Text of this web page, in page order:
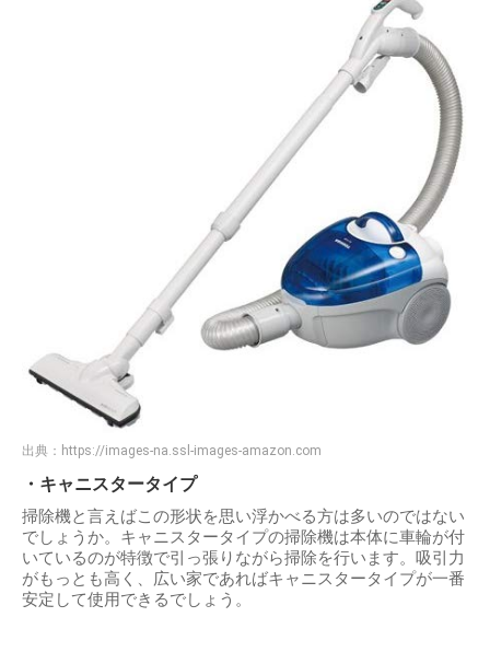
出典： https://images-na.ssl-images-amazon.com
・キャニスタータイプ
掃除機と言えばこの形状を思い浮かべる方は多いのではない
でしょうか。キャニスタータイプの掃除機は本体に車輪が付
いているのが特徴で引っ張りながら掃除を行います。吸引力
がもっとも高く、広い家であればキャニスタータイプが一番
安定して使用できるでしょう。